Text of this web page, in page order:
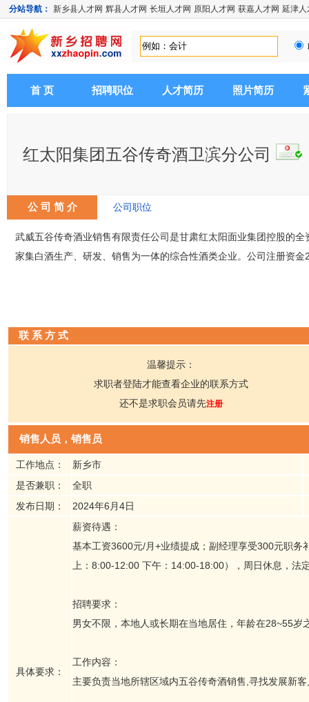
分站导航： 新乡县人才网 辉县人才网 长垣人才网 原阳人才网 获嘉人才网 延津人
首 页 招聘职位 人才简历 照片简历
红太阳集团五谷传奇酒卫滨分公司
公 司 简 介 公司职位
武威五谷传奇酒业销售有限责任公司是甘肃红太阳面业集团控股的
家集白酒生产、研发、销售为一体的综合性酒类企业。公司注册资
联 系 方 式
温馨提示：
求职者登陆才能查看企业的联系方式
还不是求职会员请先注册
销售人员，销售员
工作地点：
新乡市
是否兼职：
全职
发布日期：
2024年6月4日
具体要求：
薪资待遇：
基本工资3600元/月+业绩提成；副经理享受300元职
上：8:00-12:00 下午：14:00-18:00），周日休息，法
招聘要求：
男女不限，本地人或长期在当地居住，年龄在28~55岁
工作内容：
主要负责当地所辖区域内五谷传奇酒销售,寻找发展新